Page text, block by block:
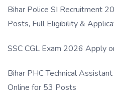
Bihar Police SI Recruitment
Posts, Full Eligibility &
SSC CGL Exam 2026 Apply
Bihar PHC Technical
Online for 53 Posts